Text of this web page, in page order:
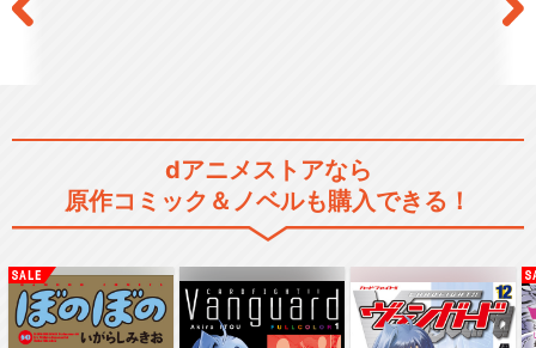
dアニメストアなら
原作コミック＆ノベルも購入できる！